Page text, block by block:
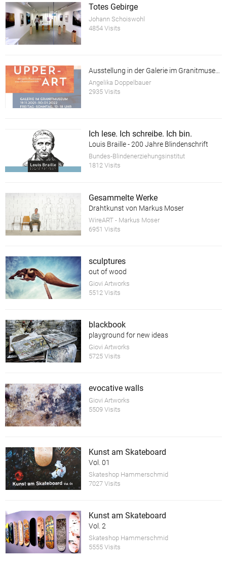
Totes Gebirge
Johann Schoiswohl
4854 Visits
Ausstellung in der Galerie im Granitmuseum Schärding
Angelika Doppelbauer
2935 Visits
Ich lese. Ich schreibe. Ich bin.
Louis Braille - 200 Jahre Blindenschrift
Bundes-Blindenerziehungsinstitut
1812 Visits
Gesammelte Werke
Drahtkunst von Markus Moser
WireART - Markus Moser
6951 Visits
sculptures
out of wood
Giovi Artworks
5512 Visits
blackbook
playground for new ideas
Giovi Artworks
5725 Visits
evocative walls
Giovi Artworks
5509 Visits
Kunst am Skateboard
Vol. 01
Skateshop Hammerschmid
7027 Visits
Kunst am Skateboard
Vol. 2
Skateshop Hammerschmid
5555 Visits